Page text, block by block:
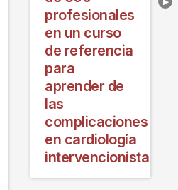
profesionales
en un curso
de referencia
para
aprender de
las
complicaciones
en cardiología
intervencionista